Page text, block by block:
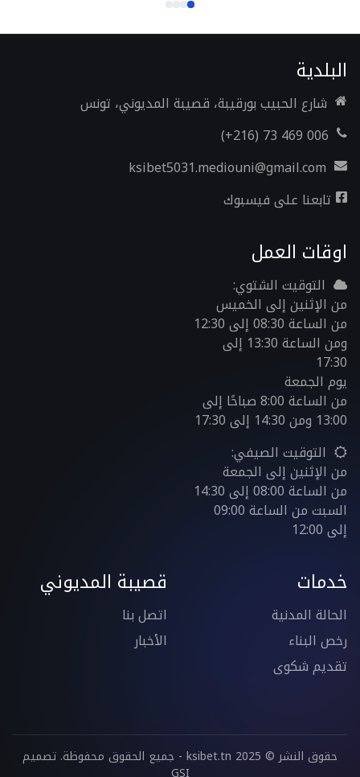
البلدية
شارع الحبيب بورقيبة، قصيبة المديوني، تونس
006 469 73 (216+)
ksibet5031.mediouni@gmail.com
تابعنا على فيسبوك
اوقات العمل
التوقيت الشتوي:
من الإثنين إلى الخميس
من الساعة 08:30 إلى 12:30
ومن الساعة 13:30 إلى
17:30
يوم الجمعة
من الساعة 8:00 صباحًا إلى
13:00 ومن 14:30 إلى 17:30
التوقيت الصيفي:
من الإثنين إلى الجمعة
من الساعة 08:00 إلى 14:30
السبت من الساعة 09:00
إلى 12:00
خدمات
الحالة المدنية
رخص البناء
تقديم شكوى
قصيبة المديوني
اتصل بنا
الأخبار
حقوق النشر © 2025 ksibet.tn - جميع الحقوق محفوظة. تصميم